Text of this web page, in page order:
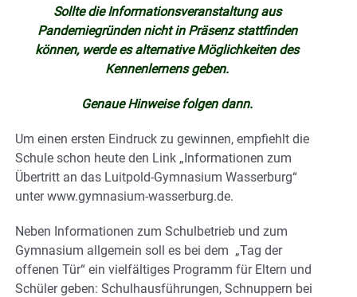
Sollte die Informationsveranstaltung aus
Pandemiegründen nicht in Präsenz stattfinden
können, werde es alternative Möglichkeiten des
Kennenlernens geben.
Genaue Hinweise folgen dann.
Um einen ersten Eindruck zu gewinnen, empfiehlt die
Schule schon heute den Link „Informationen zum
Übertritt an das Luitpold-Gymnasium Wasserburg“
unter www.gymnasium-wasserburg.de.
Neben Informationen zum Schulbetrieb und zum
Gymnasium allgemein soll es bei dem „Tag der
offenen Tür“ ein vielfältiges Programm für Eltern und
Schüler geben: Schulhausführungen, Schnuppern bei